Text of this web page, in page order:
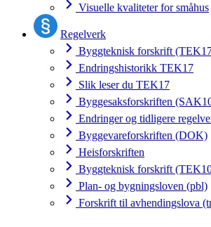
Visuelle kvaliteter for småhus
Regelverk
Byggteknisk forskrift
Endringshistorikk TEK17
Slik leser du TEK17
Byggesaksforskriften
Endringer og tidligere
Byggevareforskriften (DOK)
Heisforskriften
Byggteknisk forskrift
Plan- og bygningsloven (pbl)
Forskrift til avhendingslova